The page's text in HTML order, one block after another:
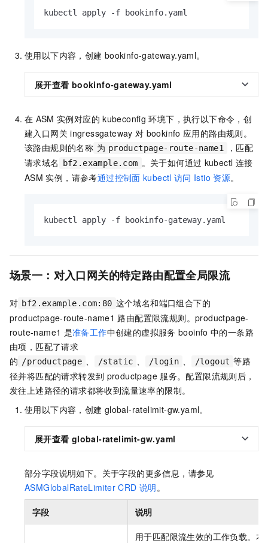
kubectl apply -f bookinfo.yaml
使用以下内容，创建 bookinfo-gateway.yaml。
展开查看 bookinfo-gateway.yaml
在 ASM 实例对应的 kubeconfig 环境下，执行以下命令，创
建入口网关 ingressgateway 对 bookinfo 应用的路由规则。
该路由规则的名称 为 productpage-route-name1
，匹配
请求域名
bf2.example.com 。关于如何通过 kubectl 连接
ASM 实例，请参考通过控制面 kubectl 访问 Istio 资源。
kubectl apply -f bookinfo-gateway.yaml
场景一：对入口网关的特定路由配置全局限流
对 bf2.example.com:80 这个域名和端口组合下的
productpage-route-name1 路由配置限流规则。productpage-
route-name1 是准备工作中创建的虚拟服务 booinfo 中的一条路
由项，匹配了请求
的 /productpage /static /login /logout 等路
径并将匹配的请求转发到 productpage 服务。配置限流规则后，
发往上述路径的请求都将收到流量速率的限制。
使用以下内容，创建 global-ratelimit-gw.yaml。
展开查看 global-ratelimit-gw.yaml
部分字段说明如下。关于字段的更多信息，请参见
ASMGlobalRateLimiter CRD 说明 。
字段 说明
用于匹配限流生效的工作负载。